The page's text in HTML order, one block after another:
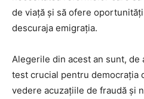
de viață și să ofere
descuraja emigrația.
Alegerile din acest an sunt, de
test crucial pentru democrația
vedere acuzațiile de fraudă și